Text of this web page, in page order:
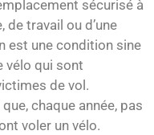
sécurisé à
travail ou d’une
est une condition sine
vélo qui sont
de vol.
chaque année, pas
voler un vélo.